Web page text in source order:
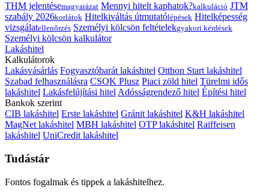
THM jelentésemagyarázat Mennyi hitelt kaphatok?kalkuláció JTM
szabály 2026korlátok Hitelkiváltás útmutatólépések Hitelképesség
vizsgálatellenőrzés Személyi kölcsön feltételekgyakori kérdések
Személyi kölcsön kalkulátor
Lakáshitel
Kalkulátorok
Lakásvásárlás Fogyasztóbarát lakáshitel Otthon Start lakáshitel
Szabad felhasználásra CSOK Plusz Piaci zöld hitel Türelmi idős
lakáshitel Lakásfelújítási hitelAdósságrendező hitel Építési hitel
Bankok szerint
CIB lakáshitel Erste lakáshitel Gránit lakáshitel K&H lakáshitel
MagNet lakáshitel MBH lakáshitel OTP lakáshitel Raiffeisen
lakáshitel UniCredit lakáshitel
Tudástár
Fontos fogalmak és tippek a lakáshitelhez.